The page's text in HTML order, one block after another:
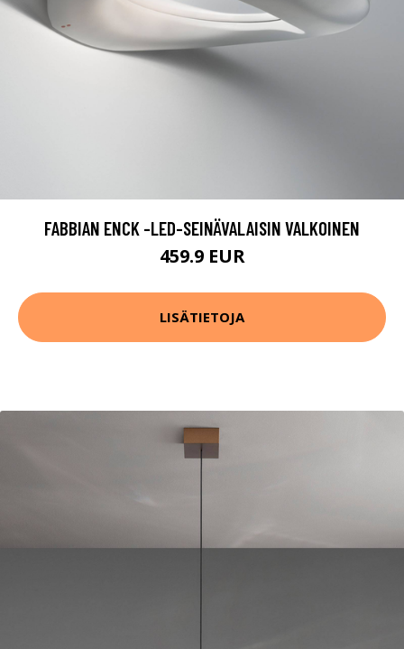
FABBIAN ENCK -LED-SEINÄVALAISIN VALKOINEN
459.9 EUR
LISÄTIETOJA